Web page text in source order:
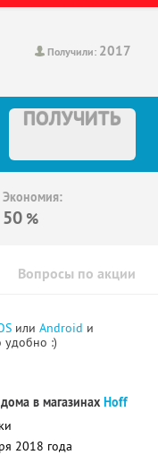
Получили: 2017
ПОЛУЧИТЬ
Экономия:
50 %
Вопросы по акции
или Android и
удобно :)
в магазинах Hoff
2018 года